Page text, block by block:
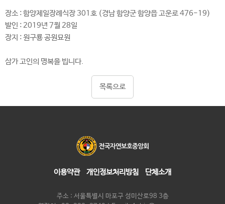
장소 : 함양제일장례식장 301호 (경남 함양군 함양읍 고운로 476-19)
발인 : 2019년 7월 28일
장지 : 원구룡 공원묘원
삼가 고인의 명복을 빕니다.
목록으로
이용약관 개인정보처리방침 단체소개
주소 : 서울특별시 마포구 성미산로98 3층